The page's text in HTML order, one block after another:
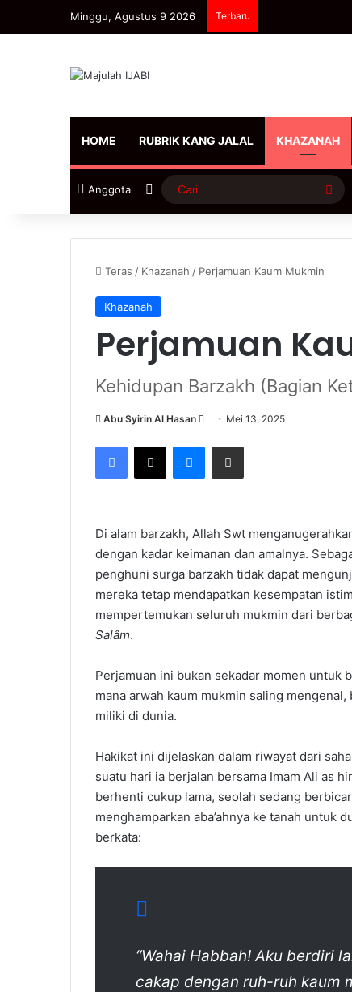
Minggu, Agustus 9 2026 Terbaru
HOME RUBRIK KANG JALAL KHAZANAH
Anggota Sidebar Cari
Teras / Khazanah / Perjamuan Kaum Mukmin
Khazanah
Perjamuan
Kehidupan Barzakh (Bagian
Abu Syirin Al Hasan
Send
email
Mei 13, 2025
Facebook
X Messenger
Share via Email
Di alam barzakh, Allah Swt
dengan kadar keimanan dan amalnya.
penghuni surga barzakh tidak dapat
mereka tetap mendapatkan kesempatan
mempertemukan seluruh mukmin dari
Salâm.
Perjamuan ini bukan sekadar momen untuk
mana arwah kaum mukmin saling
miliki di dunia.
Hakikat ini dijelaskan dalam riwayat dari
suatu hari ia berjalan bersama Imam Ali as
berhenti cukup lama, seolah sedang
menghamparkan aba’ahnya ke tanah untuk
berkata:
“Wahai Habbah! Aku berdiri
cakap dengan ruh-ruh kaum